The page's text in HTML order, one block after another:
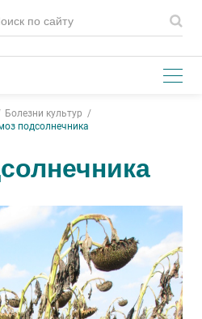
Болезни культур
подсолнечника